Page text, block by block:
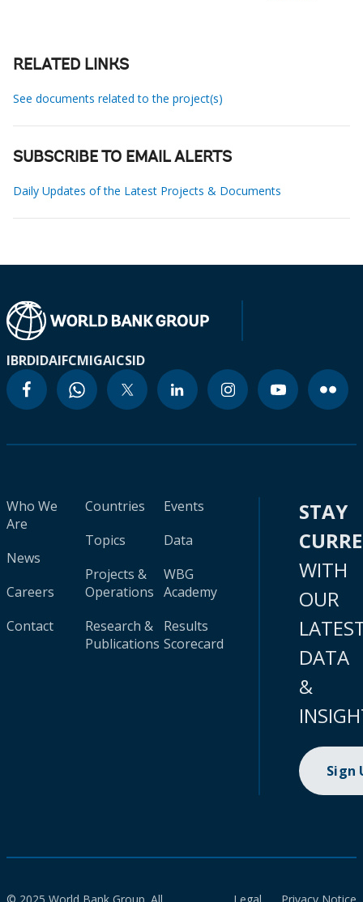
RELATED LINKS
See documents related to the project(s)
SUBSCRIBE TO EMAIL ALERTS
Daily Updates of the Latest Projects & Documents
IBRDIDAIFCMIGAICSID
Who We
Are
News
Careers
Contact
Countries
Topics
Projects &
Operations
Research &
Publications
Events
Data
WBG
Academy
Results
Scorecard
STAY
WITH
OUR
DATA
&
Sign